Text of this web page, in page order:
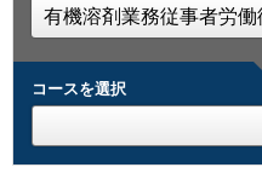
コースを選択